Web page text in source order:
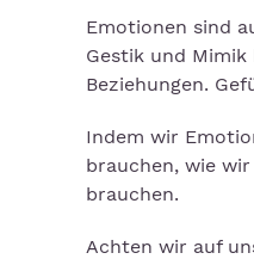
Emotionen sind
Gestik und
Beziehungen.
Indem wir
brauchen, wie
brauchen.
Achten wir auf